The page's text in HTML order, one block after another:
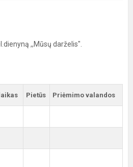
,,Mūsų darželis".
Pietūs Priėmimo valandos